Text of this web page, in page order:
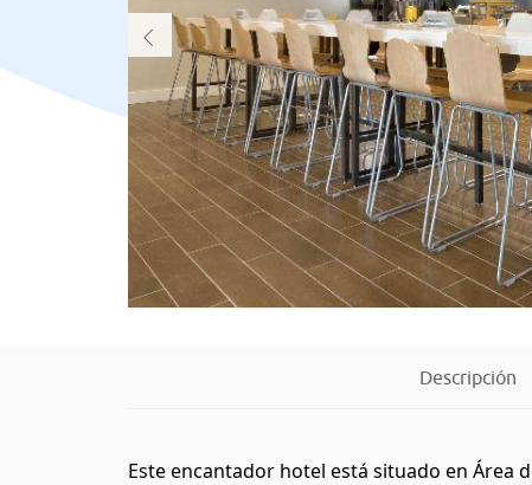
Descripción
Este encantador hotel está situado en Área